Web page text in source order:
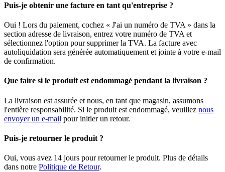
Puis-je obtenir une facture en tant qu'entreprise ?
Oui ! Lors du paiement, cochez « J'ai un numéro de TVA » dans la
section adresse de livraison, entrez votre numéro de TVA et
sélectionnez l'option pour supprimer la TVA. La facture avec
autoliquidation sera générée automatiquement et jointe à votre e-mail
de confirmation.
Que faire si le produit est endommagé pendant la livraison ?
La livraison est assurée et nous, en tant que magasin, assumons
l'entière responsabilité. Si le produit est endommagé, veuillez nous
envoyer un e-mail pour initier un retour.
Puis-je retourner le produit ?
Oui, vous avez 14 jours pour retourner le produit. Plus de détails
dans notre Politique de Retour.